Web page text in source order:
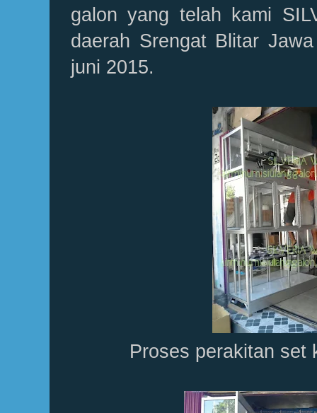
galon yang telah kami
daerah Srengat Blitar
juni 2015.
Proses perakitan set